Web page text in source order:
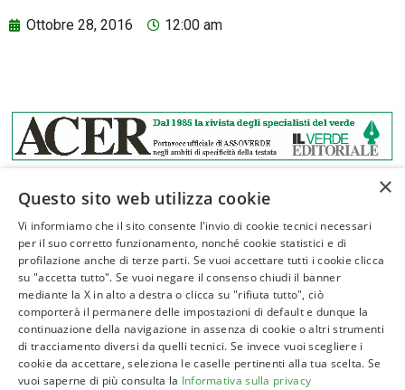
Ottobre 28, 2016 12:00 am
ASSOVERDE
P.Iva 02961181209
posta@assoverde.it
Privacy Policy
Cookie Policy
×
Questo sito web utilizza cookie
Vi informiamo che il sito consente l'invio di cookie tecnici necessari
per il suo corretto funzionamento, nonché cookie statistici e di
profilazione anche di terze parti. Se vuoi accettare tutti i cookie clicca
su "accetta tutto". Se vuoi negare il consenso chiudi il banner
mediante la X in alto a destra o clicca su "rifiuta tutto", ciò
comporterà il permanere delle impostazioni di default e dunque la
continuazione della navigazione in assenza di cookie o altri strumenti
di tracciamento diversi da quelli tecnici. Se invece vuoi scegliere i
cookie da accettare, seleziona le caselle pertinenti alla tua scelta. Se
vuoi saperne di più consulta la Informativa sulla privacy